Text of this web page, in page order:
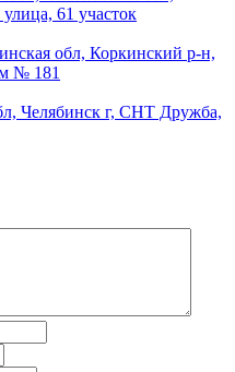
61 участок
обл, Коркинский р-н,
№ 181
Челябинск г, СНТ Дружба,